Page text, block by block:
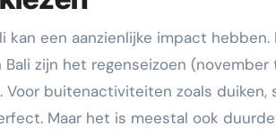
kan een aanzienlijke impact
zijn het regenseizoen
buitenactiviteiten zoals duiken,
Maar het is meestal ook